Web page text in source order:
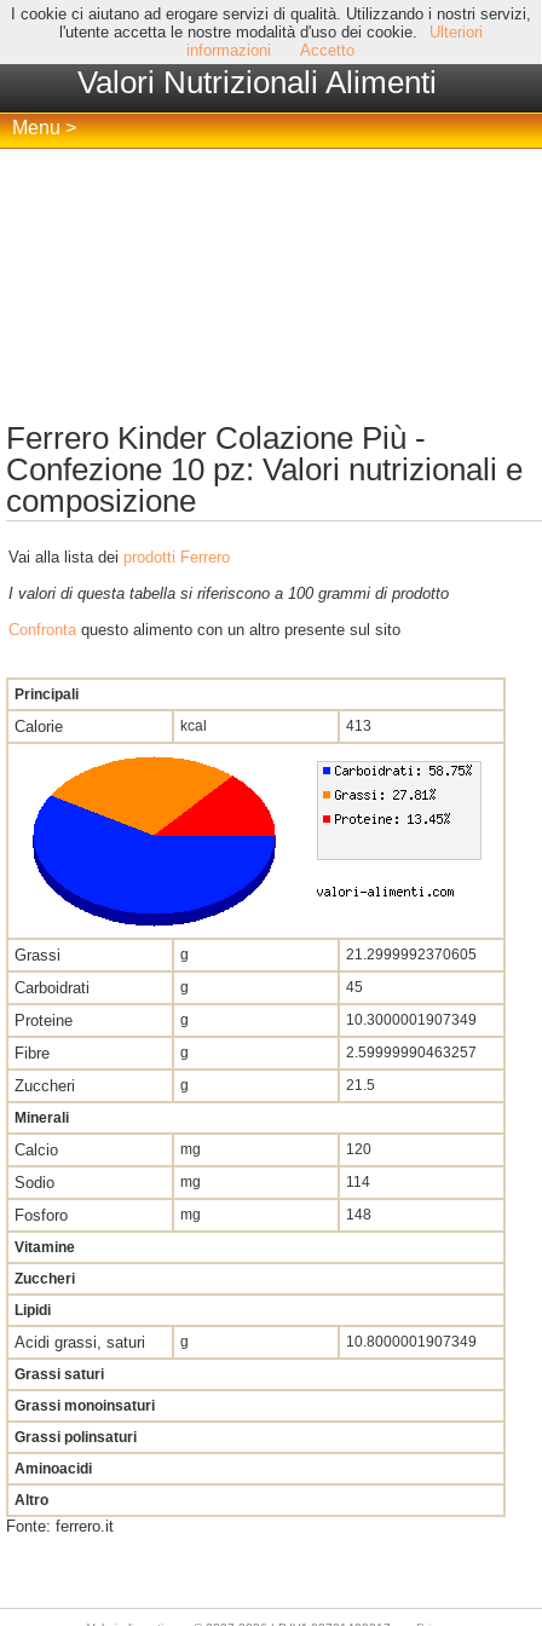
I cookie ci aiutano ad erogare servizi di qualità. Utilizzando i nostri servizi,
l'utente accetta le nostre modalità d'uso dei cookie.
Ulteriori
informazioni
Accetto
Valori Nutrizionali Alimenti
Menu >
Ferrero Kinder Colazione Più -
Confezione 10 pz: Valori nutrizionali e
composizione
Vai alla lista dei prodotti Ferrero
I valori di questa tabella si riferiscono a 100 grammi di prodotto
Confrontaquesto alimento con un altro presente sul sito
Principali
Calorie kcal 413
Grassi g 21.2999992370605
Carboidrati g 45
Proteine g 10.3000001907349
Fibre g 2.59999990463257
Zuccheri g
21.5
Minerali
Calcio mg 120
Sodio mg 114
Fosforo mg
148
Vitamine
Zuccheri
Lipidi
Acidi grassi, saturi g
10.8000001907349
Grassi saturi
Grassi monoinsaturi
Grassi polinsaturi
Aminoacidi
Altro
Fonte: ferrero.it